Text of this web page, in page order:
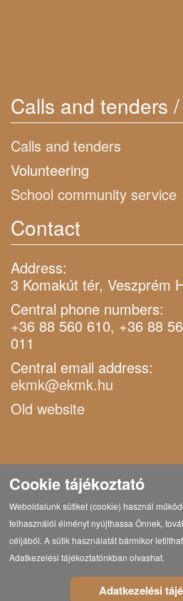
Calls and tenders
Calls and tenders
Volunteering
School community service
Contact
Address:
3 Komakút tér, Veszprém
Central phone numbers:
+36 88 560 610, +36 88
011
Central email address:
ekmk@ekmk.hu
Old website
Cookie tájékoztató
Weboldalunk sütiket (cookie) használ
felhasználói élményt nyújthassa Önnek,
céljából. A sütik használatát bármikor
Adatkezelési tájékoztatónkban olvashat.
Adatkezelési